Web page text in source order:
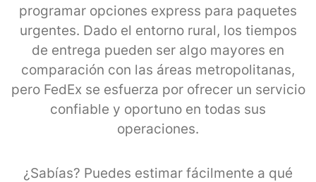
programar opciones express para paquetes
urgentes. Dado el entorno rural, los tiempos
de entrega pueden ser algo mayores en
comparación con las áreas metropolitanas,
pero FedEx se esfuerza por ofrecer un servicio
confiable y oportuno en todas sus
operaciones.
¿Sabías? Puedes estimar fácilmente a qué